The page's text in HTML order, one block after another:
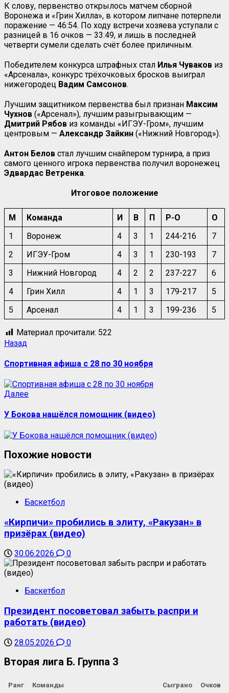
К слову, первенство открылось матчем сборной
Воронежа и «Грин Хилла», в котором липчане потерпели
поражение — 46:54. По ходу встречи хозяева уступали с
разницей в 16 очков — 33:49, и лишь в последней
четверти сумели сделать счёт более приличным.
Победителем конкурса штрафных стал Илья Чуваков из
«Арсенала», конкурс трёхочковых бросков выиграл
нижегородец Вадим Самсонов.
Лучшим защитником первенства был признан Максим
Чухнов («Арсенал»), лучшим разыгрывающим —
Дмитрий Рябов из команды «ИГЭУ-Гром», лучшим
центровым — Александр Зайкин («Нижний Новгород»).
Антон Белов стал лучшим снайпером турнира, а приз
самого ценного игрока первенства получил воронежец
Эдвардас Ветренка.
Итоговое положение
М Команда И В П Р-О
О
1
Воронеж 4 3 1 244-216
7
2
ИГЭУ-Гром 4 3 1 230-193
7
3
Нижний Новгород 4 2 2 237-227
6
4
Грин Хилл 4 1 3 179-217
5
5
Арсенал 4 1 3 199-236 5
Материал прочитали: 522
Назад
Спортивная афиша с 28 по 30 ноября
Далее
У Бокова нашёлся помощник (видео)
Похожие новости
Баскетбол
«Кирпичи» пробились в элиту, «Ракузан» в
призёрах (видео)
30.06.2026 0
Баскетбол
Президент посоветовал забыть распри и
работать (видео)
28.05.2026 0
Вторая лига Б. Группа 3
Ранг Команды Сыграно Очков